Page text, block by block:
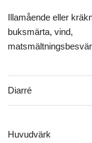
Illamående eller
buksmärta, vind,
matsmältningsbesvär
Diarré
Huvudvärk